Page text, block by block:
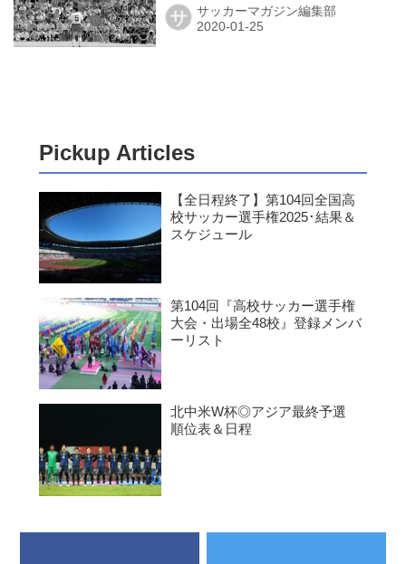
サ サッカーマガジン編集部
Pickup Articles
【全日程終了】第104回全国高
校サッカー選手権2025･結果＆
スケジュール
第104回『高校サッカー選手権
大会・出場全48校』登録メンバ
ーリスト
北中米W杯◎アジア最終予選
順位表＆日程